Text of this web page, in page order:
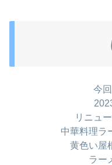
今
リニュ
中華料理ラ
黄色い屋
ラー